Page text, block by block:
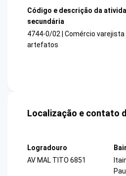
Código e descrição da
secundária
4744-0/02 | Comércio varejista
artefatos
Localização e contato
Logradouro
AV MAL TITO 6851